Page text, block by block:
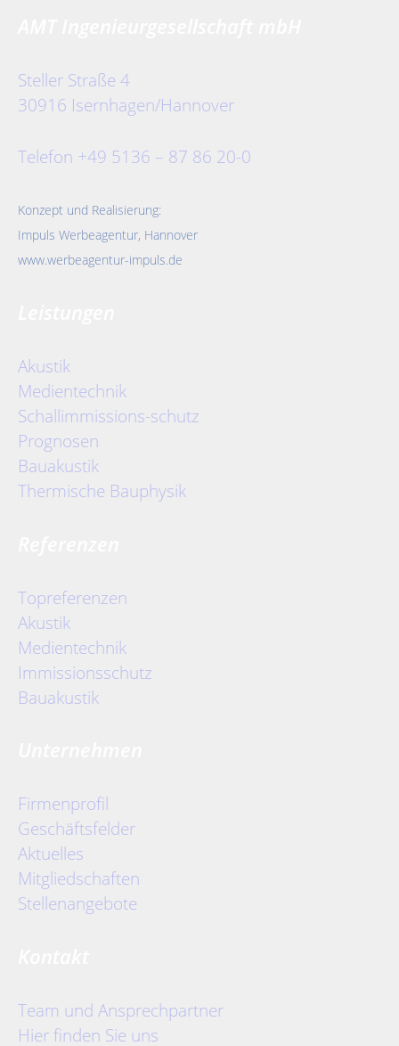
Steller Straße 4
30916 Isernhagen/Hannover
Telefon +49 5136 – 87 86 20-0
Konzept und Realisierung:
Impuls Werbeagentur, Hannover
www.werbeagentur-impuls.de
Akustik
Medientechnik
Schallimmissions-schutz
Prognosen
Bauakustik
Thermische Bauphysik
Topreferenzen
Akustik
Medientechnik
Immissionsschutz
Bauakustik
Firmenprofil
Geschäftsfelder
Aktuelles
Mitgliedschaften
Stellenangebote
Team und Ansprechpartner
Hier finden Sie uns